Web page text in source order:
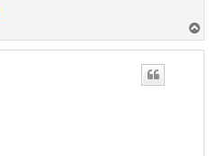
a
u